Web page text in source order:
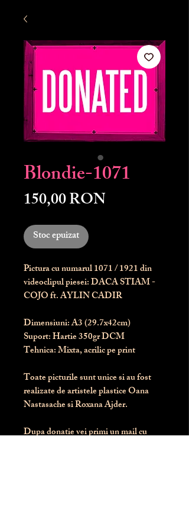
Blondie-1071
150,00 RONPreț
Stoc epuizat
Pictura cu numarul1071/ 1921 din
videoclipul piesei: DACA STIAM -
COJO ft. AYLIN CADIR
Dimensiuni: A3 (29.7x42cm)
Suport: Hartie 350gr DCM
Tehnica: Mixta, acrilic pe print
Toate picturile sunt unice si au fost
realizate de artistele plastice Oana
Nastasache si Roxana Ajder.
Dupa donatie vei primi un mail cu